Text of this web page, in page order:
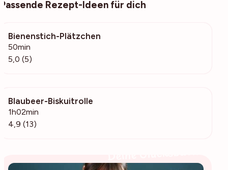
Passende Rezept-Ideen für dich
Bienenstich-Plätzchen
50min
5,0 (5)
Blaubeer-Biskuitrolle
1h02min
4,9 (13)